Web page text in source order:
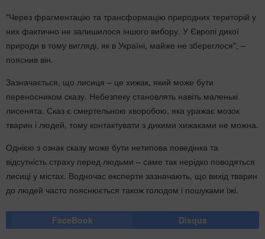
"Через фрагментацію та трансформацію природних територій у
них фактично не залишилося іншого вибору. У Європі дикої
природи в тому вигляді, як в Україні, майже не збереглося", –
пояснив він.
Зазначається, що лисиця – це хижак, який може бути
переносником сказу. Небезпеку становлять навіть маленькі
лисенята. Сказ є смертельною хворобою, яка уражає мозок
тварин і людей, тому контактувати з дикими хижаками не можна.
Однією з ознак сказу може бути нетипова поведінка та
відсутність страху перед людьми – саме так нерідко поводяться
лисиці у містах. Водночас експерти зазначають, що вихід тварин
до людей часто пояснюється також голодом і пошуками їжі.
FaceBook Disqus